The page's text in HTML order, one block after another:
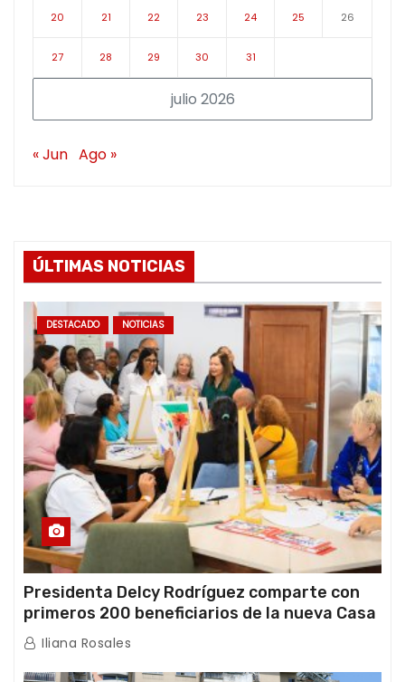
julio 2026
20 21 22 23 24 25 26
27 28 29 30 31
« Jun Ago »
ÚLTIMAS NOTICIAS
DESTACADO NOTICIAS
Presidenta Delcy Rodríguez comparte con
primeros 200 beneficiarios de la nueva Casa
de los Abuelos “La Primavera” en Caracas
Iliana Rosales